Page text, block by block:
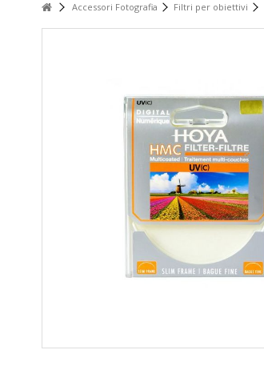
Accessori Fotografia Filtri per obiettivi